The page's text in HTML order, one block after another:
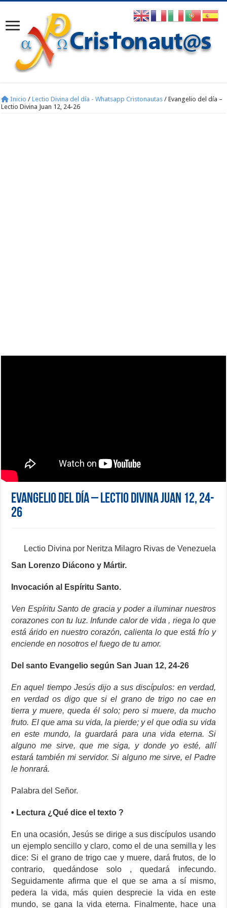
Inicio / Lectio Divina del día - Whatsapp Cristonautas / Evangelio del día –
Lectio Divina Juan 12, 24-26
Evangelio del día – Lectio Divina Juan 12, 24-
26
Lectio Divina por Neritza Milagro Rivas de Venezuela
San Lorenzo Diácono y Mártir.
Invocación al Espíritu Santo.
Ven Espíritu Santo de gracia y poder a iluminar nuestros
corazones con tu luz. Infunde calor de vida , riega lo que
está árido en nuestro corazón, calienta lo que está frío y
enciende en nosotros el fuego de tu amor.
Del santo Evangelio según San Juan 12, 24-26
En aquel tiempo Jesús dijo a sus discípulos: en verdad,
en verdad os digo que si el grano de trigo no cae en
tierra y muere, queda él solo; pero si muere, da mucho
fruto. El que ama su vida, la pierde; y el que odia su vida
en este mundo, la guardará para una vida eterna. Si
alguno me sirve, que me siga, y donde yo esté, allí
estará también mi servidor. Si alguno me sirve, el Padre
le honrará.
Palabra del Señor.
• Lectura ¿Qué dice el texto ?
En una ocasión, Jesús se dirige a sus discípulos usando
un ejemplo sencillo y claro, como el de una semilla y les
dice: Si el grano de trigo cae y muere, dará frutos, de lo
contrario, quedándose solo , quedará infecundo.
Seguidamente afirma que el que se ama a sí mismo,
pedera la vida, más quien desprecie la vida en este
mundo, se gana la vida eterna. Finalmente, hace una